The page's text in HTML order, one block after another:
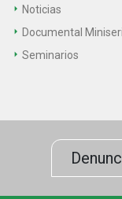
Noticias
Documental
Seminarios